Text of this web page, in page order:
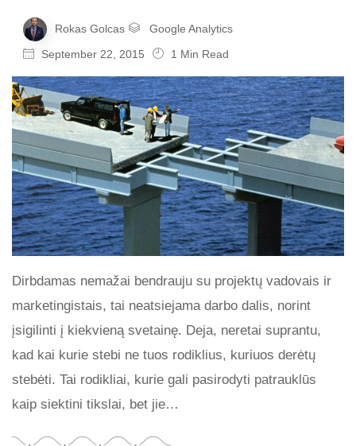
Rokas Golcas Google Analytics
September 22, 2015 1 Min Read
Dirbdamas nemažai bendrauju su projektų vadovais ir
marketingistais, tai neatsiejama darbo dalis, norint
įsigilinti į kiekvieną svetainę. Deja, neretai suprantu,
kad kai kurie stebi ne tuos rodiklius, kuriuos derėtų
stebėti. Tai rodikliai, kurie gali pasirodyti patrauklūs
kaip siektini tikslai, bet jie…